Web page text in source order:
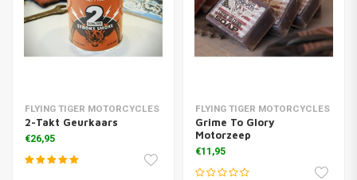
FLYING TIGER MOTORCYCLES
2-Takt Geurkaars
€26,95
FLYING TIGER MOTORCYCLES
Grime To Glory
Motorzeep
€11,95